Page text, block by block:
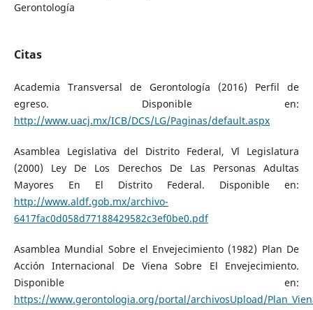
Gerontología
Citas
Academia Transversal de Gerontología (2016) Perfil de
egreso. Disponible en:
http://www.uacj.mx/ICB/DCS/LG/Paginas/default.aspx
Asamblea Legislativa del Distrito Federal, Vl Legislatura
(2000) Ley De Los Derechos De Las Personas Adultas
Mayores En El Distrito Federal. Disponible en:
http://www.aldf.gob.mx/archivo-
6417fac0d058d77188429582c3ef0be0.pdf
Asamblea Mundial Sobre el Envejecimiento (1982) Plan De
Acción Internacional De Viena Sobre El Envejecimiento.
Disponible en:
https://www.gerontologia.org/portal/archivosUpload/